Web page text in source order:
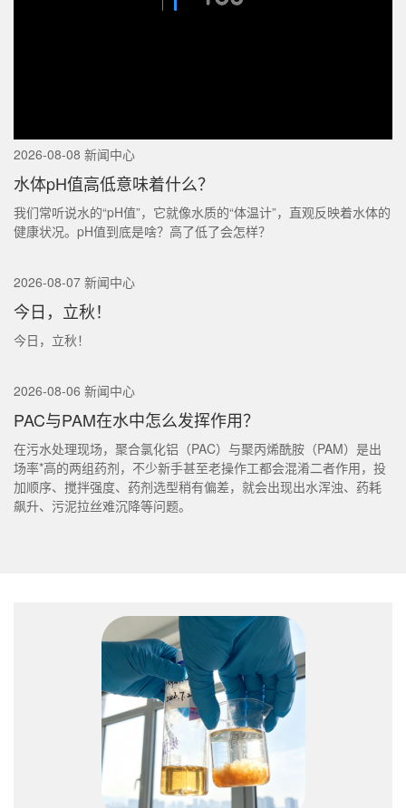
2026-08-08 新闻中心
水体pH值高低意味着什么？
我们常听说水的“pH值”，它就像水质的“体温计”，直观反映着水体的
健康状况。pH值到底是啥？高了低了会怎样？
2026-08-07 新闻中心
今日，立秋！
今日，立秋！
2026-08-06 新闻中心
PAC与PAM在水中怎么发挥作用？
在污水处理现场，聚合氯化铝（PAC）与聚丙烯酰胺（PAM）是出
场率*高的两组药剂，不少新手甚至老操作工都会混淆二者作用，投
加顺序、搅拌强度、药剂选型稍有偏差，就会出现出水浑浊、药耗
飙升、污泥拉丝难沉降等问题。